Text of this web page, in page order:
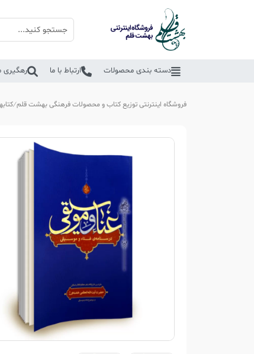
دسته بندی محصولات ارتباط با ما رهگیری
فروشگاه اینترنتی توزیع کتاب و محصولات فرهنگی بهشت قلم